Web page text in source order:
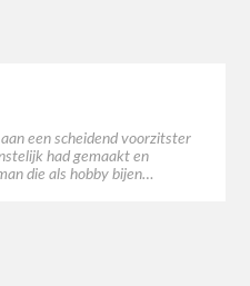
een scheidend voorzitster
had gemaakt en
die als hobby bijen…